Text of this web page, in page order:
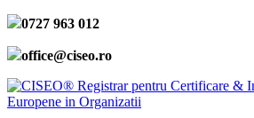
0727 963 012
office@ciseo.ro